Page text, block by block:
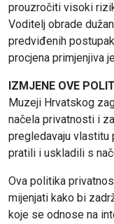
prouzročiti visoki
Voditelj obrade
predviđenih
procjena primjenjiva
IZMJENE OVE
Muzeji Hrvatskog
načela privatnosti i
pregledavaju
pratili i uskladili s
Ova politika
mijenjati kako bi
koje se odnose na